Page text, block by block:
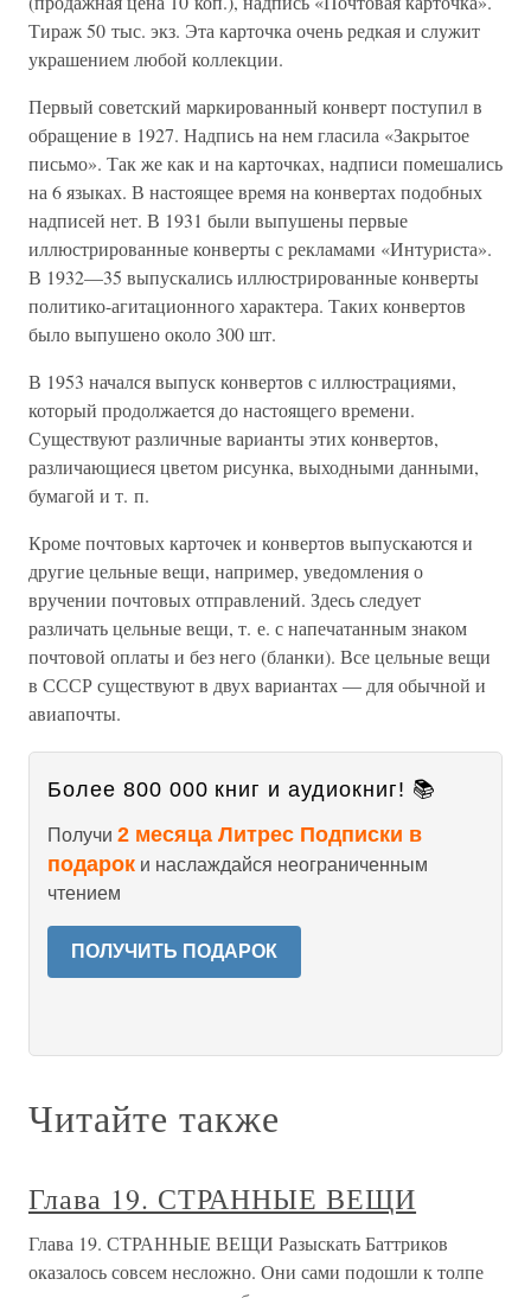
Тираж 50 тыс. экз. Эта карточка очень редкая и служит
украшением любой коллекции.
Первый советский маркированный конверт поступил в
обращение в 1927. Надпись на нем гласила «Закрытое
письмо». Так же как и на карточках, надписи помешались
на 6 языках. В настоящее время на конвертах подобных
надписей нет. В 1931 были выпушены первые
иллюстрированные конверты с рекламами «Интуриста».
В 1932—35 выпускались иллюстрированные конверты
политико-агитационного характера. Таких конвертов
было выпушено около 300 шт.
В 1953 начался выпуск конвертов с иллюстрациями,
который продолжается до настоящего времени.
Существуют различные варианты этих конвертов,
различающиеся цветом рисунка, выходными данными,
бумагой и т. п.
Кроме почтовых карточек и конвертов выпускаются и
другие цельные вещи, например, уведомления о
вручении почтовых отправлений. Здесь следует
различать цельные вещи, т. е. с напечатанным знаком
почтовой оплаты и без него (бланки). Все цельные вещи
в СССР существуют в двух вариантах — для обычной и
авиапочты.
Более 800 000 книг и аудиокниг! 📚
Получи 2 месяца Литрес Подписки в
подарок и наслаждайся неограниченным
чтением
ПОЛУЧИТЬ ПОДАРОК
Читайте также
Глава 19. СТРАННЫЕ ВЕЩИ
Глава 19. СТРАННЫЕ ВЕЩИ Разыскать Баттриков
оказалось совсем несложно. Они сами подошли к толпе